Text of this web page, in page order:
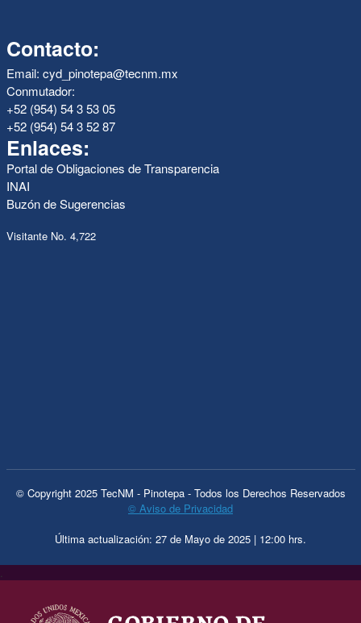
Contacto:
Email: cyd_pinotepa@tecnm.mx
Conmutador:
+52 (954) 54 3 53 05
+52 (954) 54 3 52 87
Enlaces:
Portal de Obligaciones de Transparencia
INAI
Buzón de Sugerencias
Visitante No. 4,722
© Copyright 2025 TecNM - Pinotepa - Todos los Derechos Reservados
© Aviso de Privacidad
Última actualización: 27 de Mayo de 2025 | 12:00 hrs.